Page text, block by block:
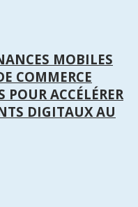
MOBILES
COMMERCE
POUR ACCÉLÉRER
DIGITAUX AU